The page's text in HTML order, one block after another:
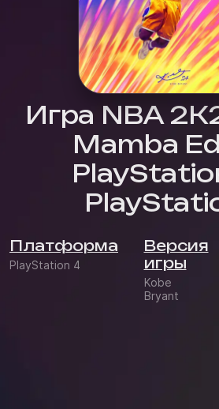
Игра NBA
Mamba
Платформа
PlayStation 4
Версия
игры
Kobe
Bryant